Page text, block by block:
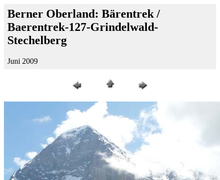
Berner Oberland: Bärentrek /
Baerentrek-127-Grindelwald-
Stechelberg
Juni 2009